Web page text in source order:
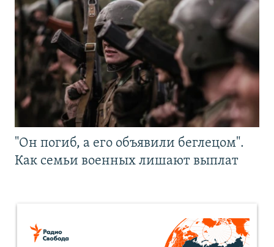
"Он погиб, а его объявили беглецом".
Как семьи военных лишают выплат